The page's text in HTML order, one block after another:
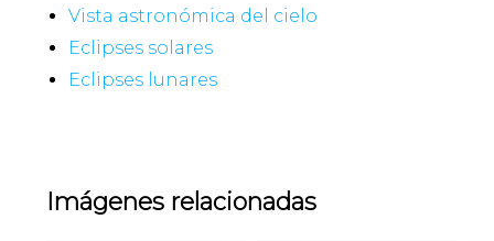
Vista astronómica del cielo
Eclipses solares
Eclipses lunares
Imágenes relacionadas